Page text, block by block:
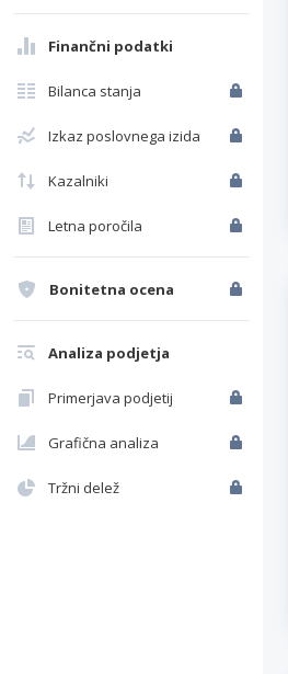
Finančni podatki
Bilanca stanja
Izkaz poslovnega izida
Kazalniki
Letna poročila
Bonitetna ocena
Analiza podjetja
Primerjava podjetij
Grafična analiza
Tržni delež